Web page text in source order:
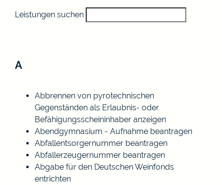
Leistungen suchen
A
Abbrennen von pyrotechnischen
Gegenständen als Erlaubnis- oder
Befähigungsscheininhaber anzeigen
Abendgymnasium - Aufnahme beantragen
Abfallentsorgernummer beantragen
Abfallerzeugernummer beantragen
Abgabe für den Deutschen Weinfonds
entrichten